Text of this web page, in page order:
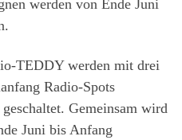
werden von Ende Juni
TEDDY werden mit drei
Radio-Spots
Gemeinsam wird
Juni bis Anfang